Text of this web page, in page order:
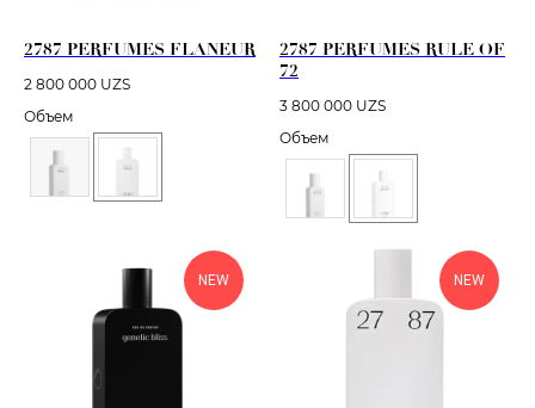
2787 PERFUMES FLANEUR
2 800 000 UZS
Объем
2787 PERFUMES RULE OF
72
3 800 000 UZS
Объем
NEW NEW